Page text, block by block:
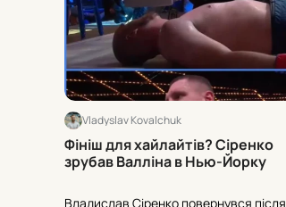
Vladyslav Kovalchuk
Фініш для хайлайтів? Сіренко
зрубав Валліна в Нью-Йорку
Владислав Сіренко повернувся після